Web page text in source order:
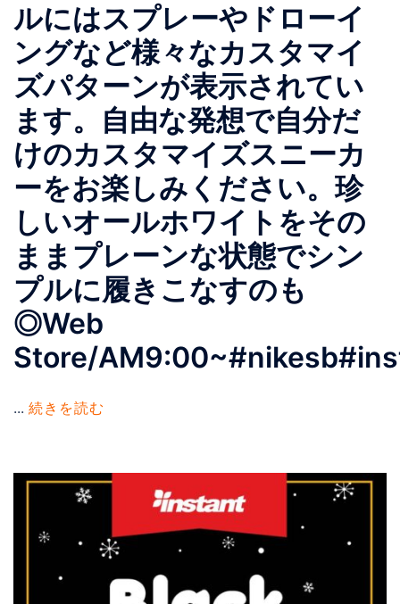
ルにはスプレーやドローイ
ングなど様々なカスタマイ
ズパターンが表示されてい
ます。自由な発想で自分だ
けのカスタマイズスニーカ
ーをお楽しみください。珍
しいオールホワイトをその
ままプレーンな状態でシン
プルに履きこなすのも
◎Web
Store/
... 続きを読む